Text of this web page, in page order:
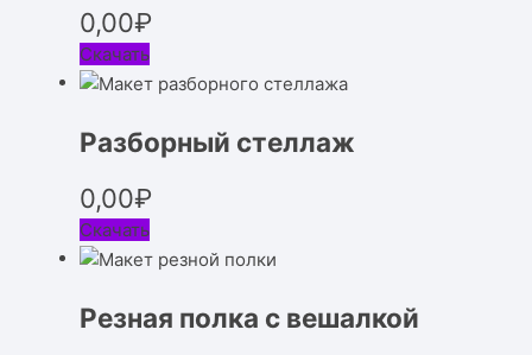
0,00₽
Скачать
Разборный стеллаж
0,00₽
Скачать
Резная полка с вешалкой